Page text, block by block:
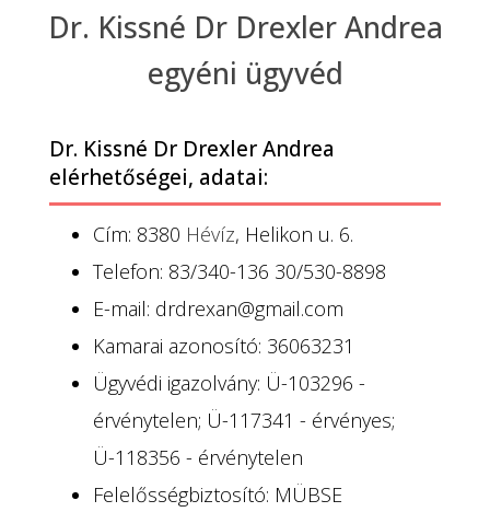
Dr. Kissné Dr Drexler Andrea
egyéni ügyvéd
Dr. Kissné Dr Drexler Andrea
elérhetőségei, adatai:
Cím: 8380 Hévíz, Helikon u. 6.
Telefon: 83/340-136 30/530-8898
E-mail: drdrexan@gmail.com
Kamarai azonosító: 36063231
Ügyvédi igazolvány: Ü-103296 -
érvénytelen; Ü-117341 - érvényes;
Ü-118356 - érvénytelen
Felelősségbiztosító: MÜBSE